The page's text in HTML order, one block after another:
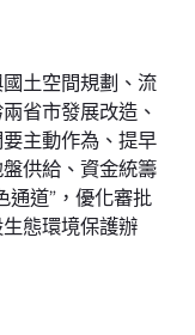
土空間規劃、流
省市發展改造、
主動作為、提早
供給、資金統籌
通道”，優化審批
態環境保護辦